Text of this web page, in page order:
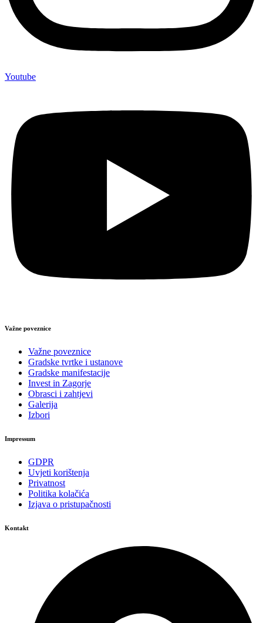
Youtube
Važne poveznice
Važne poveznice
Gradske tvrtke i ustanove
Gradske manifestacije
Invest in Zagorje
Obrasci i zahtjevi
Galerija
Izbori
Impressum
GDPR
Uvjeti korištenja
Privatnost
Politika kolačića
Izjava o pristupačnosti
Kontakt